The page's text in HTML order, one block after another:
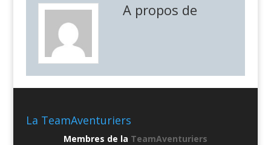
A propos de
La TeamAventuriers
Membres de la TeamAventuriers